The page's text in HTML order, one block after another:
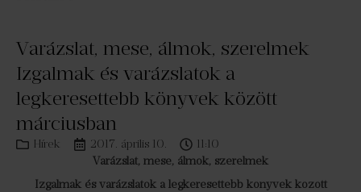
Varázslat, mese, álmok, szerelmek
Izgalmak és varázslatok a
legkeresettebb könyvek között
márciusban
Hírek 2017. április 10.
11:10
Varázslat, mese, álmok, szerelmek
Izgalmak és varázslatok a legkeresettebb könyvek között